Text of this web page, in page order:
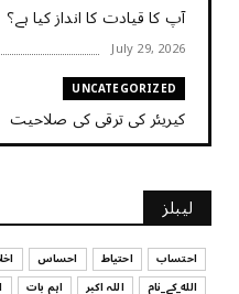
آپ کا قیادت کا انداز کیا ہے؟
July 29, 2026
UNCATEGORIZED
کیریئر کی ترقی کی صلاحیت
July 29, 2026
UNCATEGORIZED
کیا آپ اپنے باس کو مؤثر
July 29, 2026
لیبلز
احتساب احتیاط احساس
الله_کے_نام
اللہ اکبر اہم بات